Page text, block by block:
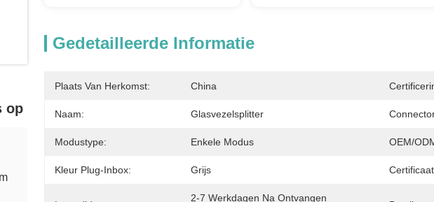
op
Gedetailleerde Informatie
Plaats Van Herkomst: China
Naam: Glasvezelsplitter
Modustype: Enkele Modus OEM/
Kleur Plug-Inbox: Grijs
2-7 Werkdagen Na Ontvangen